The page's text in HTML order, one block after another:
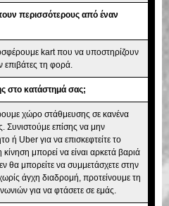
περισσότερους από έναν
kart που να υποστηρίζουν
τη φορά.
στο κατάστημά σας;
χώρο στάθμευσης σε κανένα
Συνιστούμε επίσης να μην
ή Uber για να επισκεφτείτε το
μπορεί να είναι αρκετά βαριά
θα μπορείτε να συμμετάσχετε στην
άγχη διαδρομή, προτείνουμε τη
για να φτάσετε σε εμάς.